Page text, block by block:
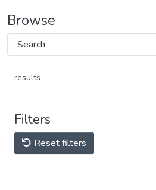
Browse
results
Filters
Reset filters